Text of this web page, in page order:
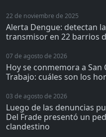
22 de noviembre de 2025
Alerta Dengue: detectan
transmisor en 22 barrios
07 de agosto de 2026
Hoy se conmemora a San
Trabajo: cuáles son los
03 de agosto de 2026
Luego de las denuncias
Del Frade presentó un
clandestino